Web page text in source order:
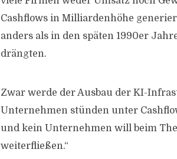
Cashflows in Milliardenhöhe
anders als in den späten 1990er
drängten.
Zwar werde der Ausbau der KI-
Unternehmen stünden unter
und kein Unternehmen will beim
weiterfließen.“